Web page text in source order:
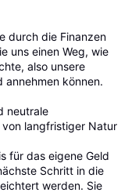
durch die Finanzen
uns einen Weg, wie
also unsere
annehmen können.
neutrale
langfristiger Natur
für das eigene Geld
Schritt in die
werden. Sie